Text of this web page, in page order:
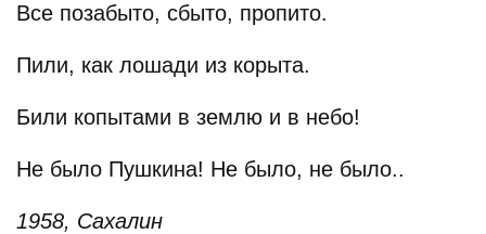
Все позабыто, сбыто, пропито.
Пили, как лошади из корыта.
Били копытами в землю и в небо!
Не было Пушкина! Не было, не было..
1958, Сахалин